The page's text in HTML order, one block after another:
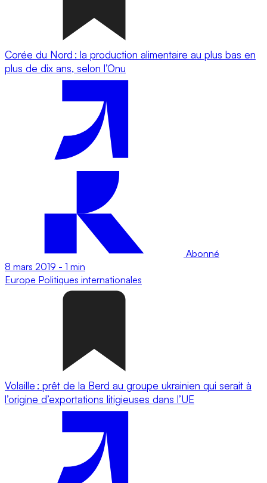
Corée du Nord : la production alimentaire au plus bas en
plus de dix ans, selon l’Onu
Abonné
8 mars 2019 - 1 min
Europe Politiques internationales
Volaille : prêt de la Berd au groupe ukrainien qui serait à
l’origine d’exportations litigieuses dans l’UE